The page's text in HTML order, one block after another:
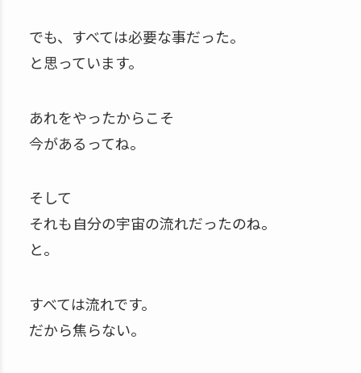
でも、すべては必要な事だった。
と思っています。
あれをやったからこそ
今があるってね。
そして
それも自分の宇宙の流れだったのね。
と。
すべては流れです。
だから焦らない。